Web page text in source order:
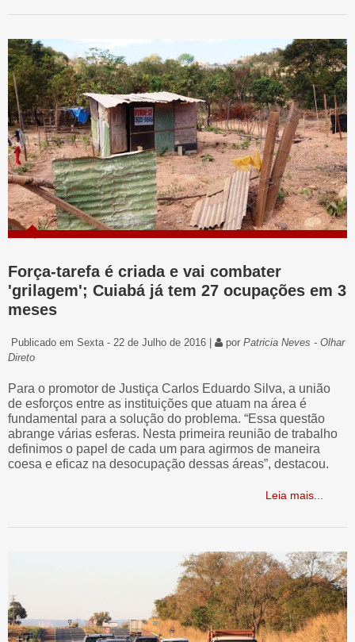
Força-tarefa é criada e vai combater
'grilagem'; Cuiabá já tem 27 ocupações em 3
meses
Publicado em Sexta - 22 de Julho de 2016 | por Patricia Neves - Olhar
Direto
Para o promotor de Justiça Carlos Eduardo Silva, a união
de esforços entre as instituições que atuam na área é
fundamental para a solução do problema. “Essa questão
abrange várias esferas. Nesta primeira reunião de trabalho
definimos o papel de cada um para agirmos de maneira
coesa e eficaz na desocupação dessas áreas”, destacou.
Leia mais...